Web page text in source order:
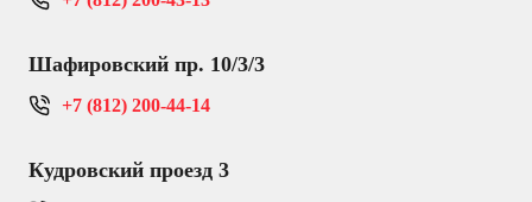
Шафировский пр. 10/3/3
+7 (812) 200-44-14
Кудровский проезд 3